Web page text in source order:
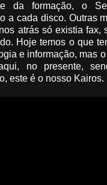
da formação, o
a cada disco. Outras
atrás só existia fax,
Hoje temos o que
e informação, mas
no presente,
este é o nosso Kairos.